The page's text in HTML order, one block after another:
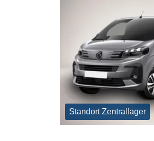
Standort Zentrallager